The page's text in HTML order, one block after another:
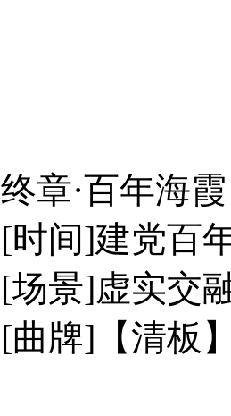
终章·百年海霞
[时间]建党百
[场景]虚实交
[曲牌]【清板